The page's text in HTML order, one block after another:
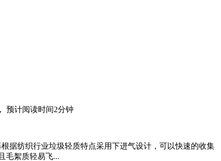
预计阅读时间2分钟
据纺织行业垃圾轻质特点采用下进气设计，可以快速的收集
毛絮质轻易飞...